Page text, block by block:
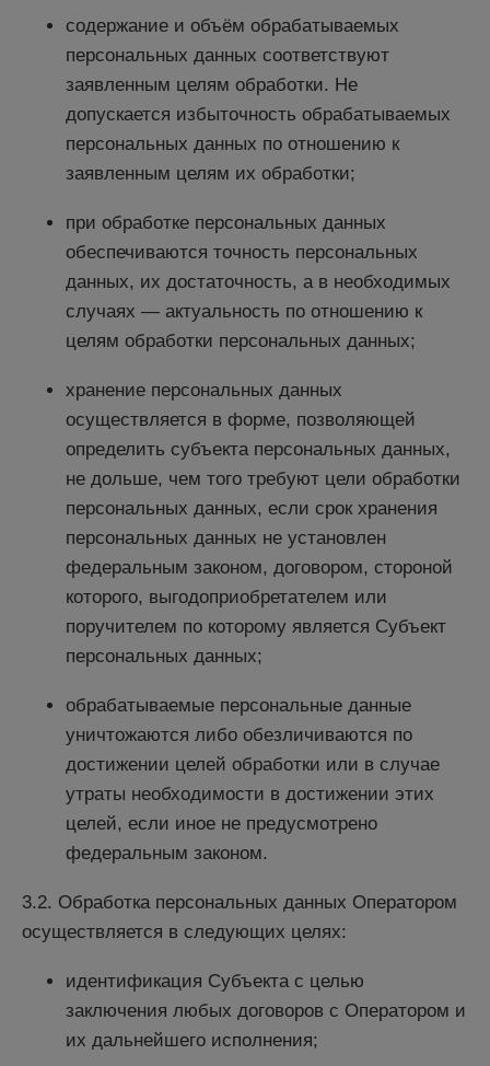
содержание и объём обрабатываемых
персональных данных соответствуют
заявленным целям обработки. Не
допускается избыточность обрабатываемых
персональных данных по отношению к
заявленным целям их обработки;
при обработке персональных данных
обеспечиваются точность персональных
данных, их достаточность, а в необходимых
случаях — актуальность по отношению к
целям обработки персональных данных;
хранение персональных данных
осуществляется в форме, позволяющей
определить субъекта персональных данных,
не дольше, чем того требуют цели обработки
персональных данных, если срок хранения
персональных данных не установлен
федеральным законом, договором, стороной
которого, выгодоприобретателем или
поручителем по которому является Субъект
персональных данных;
обрабатываемые персональные данные
уничтожаются либо обезличиваются по
достижении целей обработки или в случае
утраты необходимости в достижении этих
целей, если иное не предусмотрено
федеральным законом.
3.2. Обработка персональных данных Оператором
осуществляется в следующих целях:
идентификация Субъекта с целью
заключения любых договоров с Оператором и
их дальнейшего исполнения;